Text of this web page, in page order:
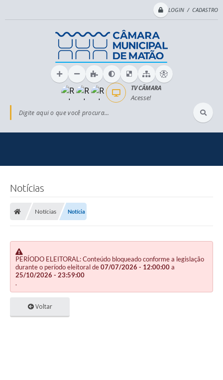
LOGIN / CADASTRO
Digite aqui o que você procura...
TV CÂMARA
Acesse!
Notícias
Notícias Notícia
PERÍODO ELEITORAL: Conteúdo bloqueado conforme a legislação
durante o período eleitoral de07/07/2026 - 12:00:00a
25/10/2026 - 23:59:00
.
Voltar